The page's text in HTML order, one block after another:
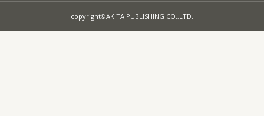
copyright©AKITA PUBLISHING CO.,LTD.